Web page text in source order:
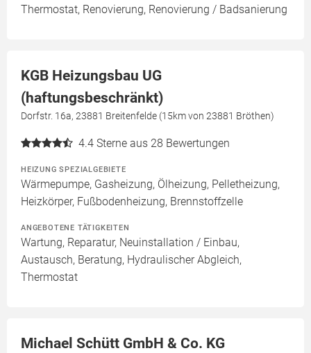
Thermostat, Renovierung, Renovierung / Badsanierung
KGB Heizungsbau UG
(haftungsbeschränkt)
Dorfstr. 16a, 23881 Breitenfelde (15km von 23881 Bröthen)
4.4 Sterne aus 28 Bewertungen
HEIZUNG SPEZIALGEBIETE
Wärmepumpe, Gasheizung, Ölheizung, Pelletheizung,
Heizkörper, Fußbodenheizung, Brennstoffzelle
ANGEBOTENE TÄTIGKEITEN
Wartung, Reparatur, Neuinstallation / Einbau,
Austausch, Beratung, Hydraulischer Abgleich,
Thermostat
Michael Schütt GmbH & Co. KG